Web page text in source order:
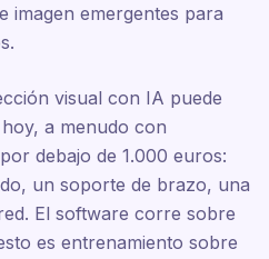
imagen emergentes para
visual con IA puede
a menudo con
debajo de 1.000 euros:
un soporte de brazo, una
El software corre sobre
es entrenamiento sobre